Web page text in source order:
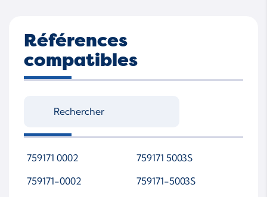
Références
compatibles
759171 0002
759171 5003S
759171-0002
759171-5003S